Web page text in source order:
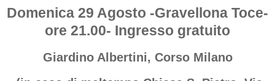
Domenica 29 Agosto -Gravellona Toce-
ore 21.00- Ingresso gratuito
Giardino Albertini, Corso Milano